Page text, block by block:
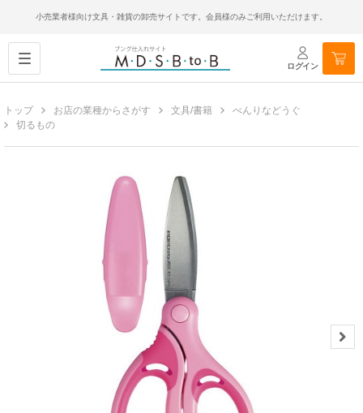
小売業者様向け文具・雑貨の卸売サイトです。会員様のみご利用いただけます。
ログイン
トップ お店の業種からさがす 文具/書籍
べんりなどうぐ
切るもの